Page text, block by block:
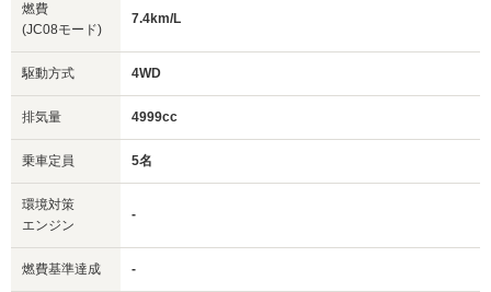
燃費
(JC08モード)
7.4km/L
駆動方式 4WD
排気量 4999cc
乗車定員 5名
環境対策
エンジン
-
燃費基準達成 -